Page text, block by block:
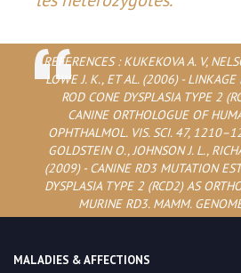
REFERENCES : KUKEKOVA A. V,
LOWE J. K., ET AL. (2006) -
ROD CONE DYSPLASIA TYPE 2
CANINE ORTHOLOGUE OF
OPHTHALMOL. VIS. SCI. 47,
GOLDSTEIN O., JOHNSON J. L.,
(2009) - CANINE RD3 MUTATION
DYSPLASIA TYPE 2 (RCD2) AS
MURINE RD3. MAMM.
MALADIES & AFFECTIONS